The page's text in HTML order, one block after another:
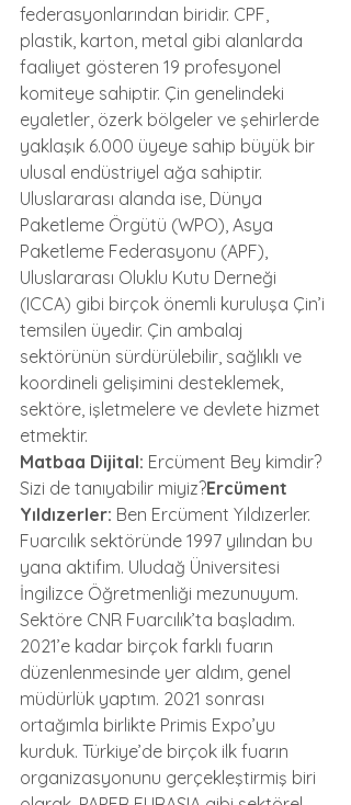
federasyonlarından biridir. CPF,
plastik, karton, metal gibi alanlarda
faaliyet gösteren 19 profesyonel
komiteye sahiptir. Çin genelindeki
eyaletler, özerk bölgeler ve şehirlerde
yaklaşık 6.000 üyeye sahip büyük bir
ulusal endüstriyel ağa sahiptir.
Uluslararası alanda ise, Dünya
Paketleme Örgütü (WPO), Asya
Paketleme Federasyonu (APF),
Uluslararası Oluklu Kutu Derneği
(ICCA) gibi birçok önemli kuruluşa Çin’i
temsilen üyedir. Çin ambalaj
sektörünün sürdürülebilir, sağlıklı ve
koordineli gelişimini desteklemek,
sektöre, işletmelere ve devlete hizmet
etmektir.
Matbaa Dijital: Ercüment Bey kimdir?
Sizi de tanıyabilir miyiz?Ercüment
Yıldızerler: Ben Ercüment Yıldızerler.
Fuarcılık sektöründe 1997 yılından bu
yana aktifim. Uludağ Üniversitesi
İngilizce Öğretmenliği mezunuyum.
Sektöre CNR Fuarcılık’ta başladım.
2021’e kadar birçok farklı fuarın
düzenlenmesinde yer aldım, genel
müdürlük yaptım. 2021 sonrası
ortağımla birlikte Primis Expo’yu
kurduk. Türkiye’de birçok ilk fuarın
organizasyonunu gerçekleştirmiş biri